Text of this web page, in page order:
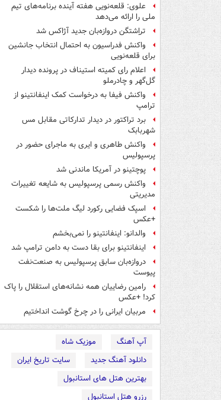
علوی: قلعه‌نویی هفته آینده برنامه‌های تیم
ملی را ارائه می‌دهد
تراِشتگن دروازه‌بان جدید آژاکس شد
واکنش فدراسیون به احتمال انتخاب جانشین
برای قلعه‌نویی
اعلام رای کمیته استیناف در پرونده دیدار
گل‌گهر و چادرملو
واکنش فیفا به درخواست کمک اینفانتینو از
ترامپ
برد تراکتور در دیدار تدارکاتی مقابل مس
شهربابک
واکنش طاهری و ایری به ماجرای حضور در
پرسپولیس
پوچتینو در آمریکا ماندنی شد
واکنش رسمی پرسپولیس به شایعه تغییرات
مدیریتی
اسپک فضایی رکورد لیگ ملت‌ها را شکست
+عکس
والدانو: اینفانتینو را نمی‌بخشم
اینفانتینو برای بقا دست به دامن ترامپ شد
دروازه‌بان سابق پرسپولیس به صنعت‌نفت
پیوست
رامین رضاییان همه نشانه‌های استقلال را پاک
کرد! +عکس
مربیان ایرانی را در چرخ گوشت انداختیم
آپ آهنگ
موزیک شاه
دانلود آهنگ جدید
سایت تاریخ ایران
بهترین هتل های استانبول
رزرو هتل استانبول